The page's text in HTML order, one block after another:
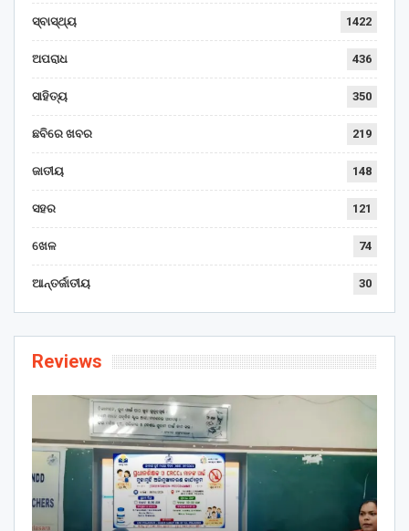
ସ୍ବାସ୍ଥ୍ୟ 1422
ଅପରାଧ 436
ସାହିତ୍ୟ 350
ଛବିରେ ଖବର 219
ଜାତୀୟ 148
ସହର 121
ଖେଳ 74
ଆନ୍ତର୍ଜାତୀୟ 30
Reviews